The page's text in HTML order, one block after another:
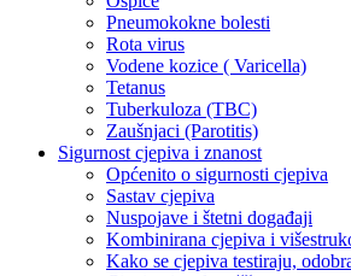
Pneumokokne bolesti
Rota virus
Vodene kozice ( Varicella)
Tetanus
Tuberkuloza (TBC)
Zaušnjaci (Parotitis)
Sigurnost cjepiva i znanost
Općenito o sigurnosti cjepiva
Sastav cjepiva
Nuspojave i štetni događaji
Kombinirana cjepiva i
Kako se cjepiva testiraju,